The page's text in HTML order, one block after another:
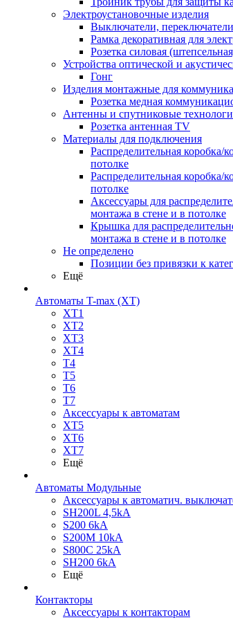
Электроустановочные изделия
Выключатели, переключатели
Рамка декоративная для
Розетка силовая
Устройства оптической и
Гонг
Изделия монтажные для
Розетка медная
Антенны и спутниковые
Розетка антенная TV
Материалы для подключения
Распределительная коробка/
потолке
Распределительная коробка/
потолке
Аксессуары для
монтажа в стене и в потолке
Крышка для
монтажа в стене и в потолке
Не определено
Позиции без привязки к
Ещё
Автоматы T-max (XT)
XT1
XT2
XT3
XT4
T4
T5
T6
T7
Аксессуары к автоматам
XT5
XT6
XT7
Ещё
Автоматы Модульные
Аксессуары к автоматич.
SH200L 4,5kA
S200 6kA
S200M 10kA
S800C 25kA
SH200 6kA
Ещё
Контакторы
Аксессуары к контакторам